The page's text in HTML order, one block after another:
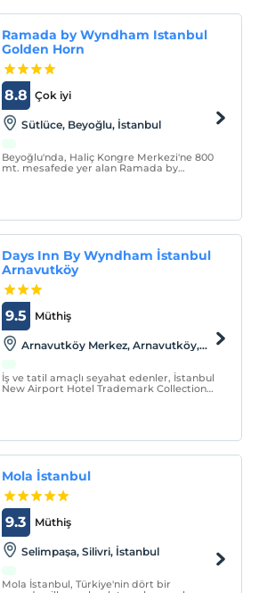
Ramada by Wyndham Istanbul
Golden Horn
Çok iyi
8.8
Sütlüce, Beyoğlu, İstanbul
Beyoğlu'nda, Haliç Kongre Merkezi'ne 800
mt. mesafede yer alan Ramada by
yapmaktadır.
Days Inn By Wyndham İstanbul
Arnavutköy
Müthiş
9.5
Arnavutköy Merkez, Arnavutköy,
İş ve tatil amaçlı seyahat edenler, İstanbul
New Airport Hotel Trademark Collection
konumun keyfini çıkarabi
Mola İstanbul
Müthiş
9.3
Selimpaşa, Silivri, İstanbul
Mola İstanbul, Türkiye'nin dört bir